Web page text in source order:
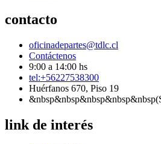
contacto
oficinadepartes@tdlc.cl
Contáctenos
9:00 a 14:00 hs
tel:+56227538300
Huérfanos 670, Piso 19
link de interés